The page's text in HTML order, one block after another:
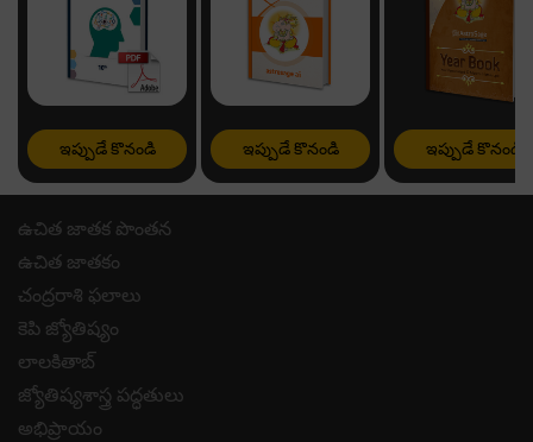
ఇప్పుడే కొనండి ఇప్పుడే కొనండి ఇప్పుడే కొనండి
ఉచిత జాతక పొంతన
ఉచిత జాతకం
చంద్రరాశి ఫలాలు
కెపి జ్యోతిష్యం
లాలకితాబ్
జ్యోతిష్యశాస్త్ర పద్ధతులు
అభిప్రాయం